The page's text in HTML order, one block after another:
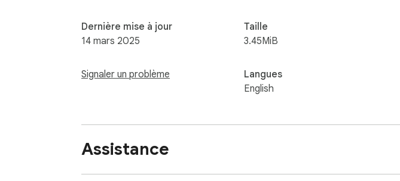
Dernière mise à jour
14 mars 2025
Signaler un problème
Taille
3.45MiB
Langues
English
Assistance